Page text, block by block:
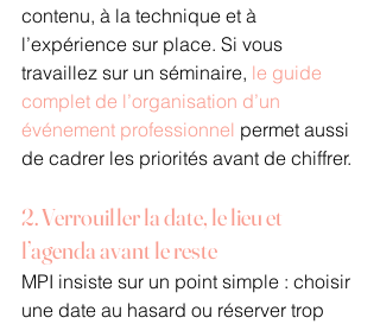
contenu, à la technique et à
l’expérience sur place. Si vous
travaillez sur un séminaire, le guide
complet de l’organisation d’un
événement professionnel permet aussi
de cadrer les priorités avant de chiffrer.
2. Verrouiller la date, le lieu et
l’agenda avant le reste
MPI insiste sur un point simple : choisir
une date au hasard ou réserver trop